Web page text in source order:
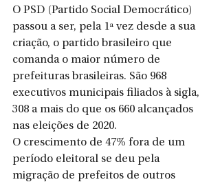
O PSD (Partido Social Democrático)
passou a ser, pela 1ª vez desde a sua
criação, o partido brasileiro que
comanda o maior número de
prefeituras brasileiras. São 968
executivos municipais filiados à sigla,
308 a mais do que os 660 alcançados
nas eleições de 2020.
O crescimento de 47% fora de um
período eleitoral se deu pela
migração de prefeitos de outros